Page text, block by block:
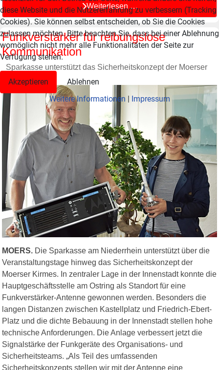
Weiterlesen …
Funkverstärker für reibungslose
Kommunikation
Sparkasse unterstützt das Sicherheitskonzept der Moerser
MOERS. Die Sparkasse am Niederrhein unterstützt über die
Veranstaltungstage hinweg das Sicherheitskonzept der
Moerser Kirmes. In zentraler Lage in der Innenstadt konnte die
Hauptgeschäftsstelle am Ostring als Standort für eine
Funkverstärker-Antenne gewonnen werden. Besonders die
langen Distanzen zwischen Kastellplatz und Friedrich-Ebert-
Platz und die dichte Bebauung in der Innenstadt stellen hohe
technische Anforderungen. Die Anlage verbessert jetzt die
Signalstärke der Funkgeräte des Organisations- und
Sicherheitsteams. „Als Teil des umfassenden
Sicherheitskonzepts stellen wir mit der Antenne eine
diese Website und die Nutzererfahrung zu verbessern (Tracking
Cookies). Sie können selbst entscheiden, ob Sie die Cookies
zulassen möchten. Bitte beachten Sie, dass bei einer Ablehnung
womöglich nicht mehr alle Funktionalitäten der Seite zur
Verfügung stehen.
Akzeptieren
Ablehnen
Weitere Informationen | Impressum